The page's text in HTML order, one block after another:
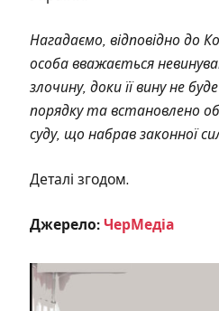
Нагадаємо, відповідно до
особа вважається
злочину, доки її вину не
порядку та встановлено
суду, що набрав законної
Деталі згодом.
Джерело: ЧерМедіа